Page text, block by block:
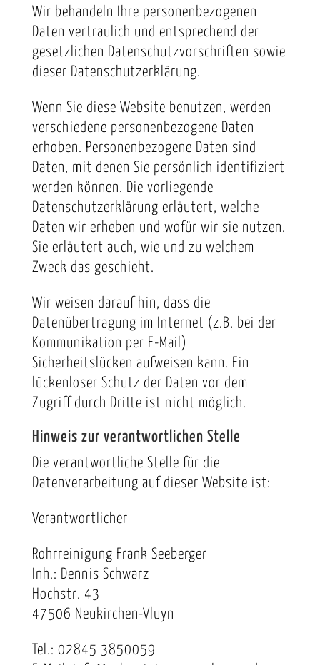
Wir behandeln Ihre personenbezogenen
Daten vertraulich und entsprechend der
gesetzlichen Datenschutzvorschriften sowie
dieser Datenschutzerklärung.
Wenn Sie diese Website benutzen, werden
verschiedene personenbezogene Daten
erhoben. Personenbezogene Daten sind
Daten, mit denen Sie persönlich identifiziert
werden können. Die vorliegende
Datenschutzerklärung erläutert, welche
Daten wir erheben und wofür wir sie nutzen.
Sie erläutert auch, wie und zu welchem
Zweck das geschieht.
Wir weisen darauf hin, dass die
Datenübertragung im Internet (z.B. bei der
Kommunikation per E-Mail)
Sicherheitslücken aufweisen kann. Ein
lückenloser Schutz der Daten vor dem
Zugriff durch Dritte ist nicht möglich.
Hinweis zur verantwortlichen Stelle
Die verantwortliche Stelle für die
Datenverarbeitung auf dieser Website ist:
Verantwortlicher
Rohrreinigung Frank Seeberger
Inh.: Dennis Schwarz
Hochstr. 43
47506 Neukirchen-Vluyn
Tel.: 02845 3850059